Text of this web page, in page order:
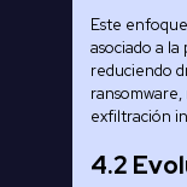
Este
asociado a
reduciendo
ransomware,
exfiltración
4.2